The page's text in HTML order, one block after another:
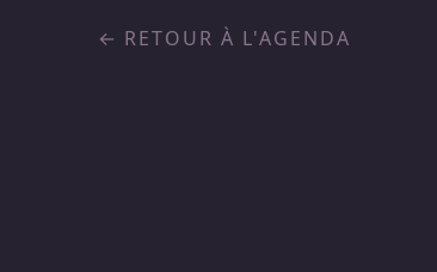
RETOUR À L'AGENDA